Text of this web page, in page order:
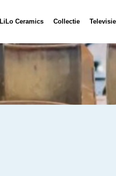
LiLo Ceramics Collectie